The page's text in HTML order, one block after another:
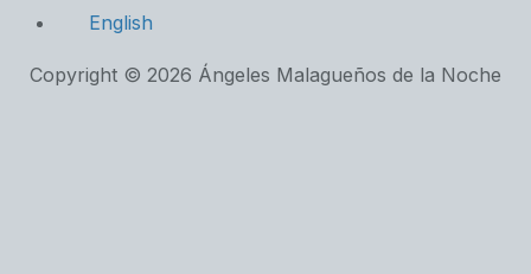
English
Copyright © 2026 Ángeles Malagueños de la Noche